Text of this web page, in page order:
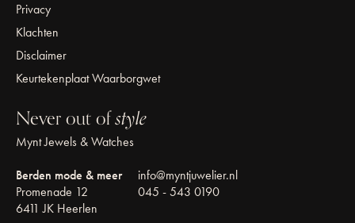
Privacy
Klachten
Disclaimer
Keurtekenplaat Waarborgwet
Never out ofstyle
Mynt Jewels & Watches
Berden mode & meer
Promenade 12
6411 JK Heerlen
info@myntjuwelier.nl
045 - 543 0190